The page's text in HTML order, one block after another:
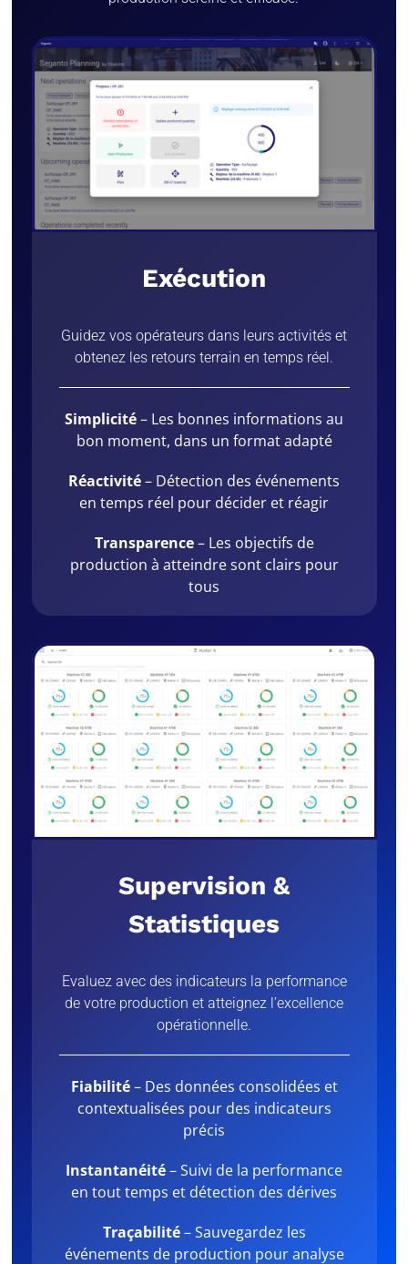
Exécution
Guidez vos opérateurs dans leurs activités et
obtenez les retours terrain en temps réel.
Simplicité– Les bonnes informations au
bon moment, dans un format adapté
Réactivité– Détection des événements
en temps réel pour décider et réagir
Transparence– Les objectifs de
production à atteindre sont clairs pour
tous
Supervision &
Statistiques
Evaluez avec des indicateurs la performance
de votre production et atteignez l’excellence
opérationnelle.
Fiabilité– Des données consolidées et
contextualisées pour des indicateurs
précis
Instantanéité– Suivi de la performance
en tout temps et détection des dérives
Traçabilité– Sauvegardez les
événements de production pour analyse